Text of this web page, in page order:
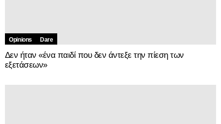
Opinions Dare
Δεν ήταν «ένα παιδί που δεν άντεξε την πίεση των
εξετάσεων»